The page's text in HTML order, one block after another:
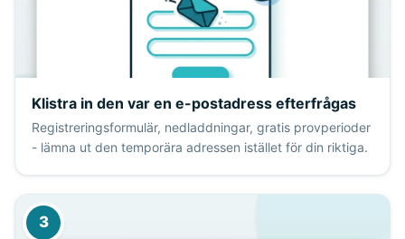
Klistra in den var en e-postadress efterfrågas
Registreringsformulär, nedladdningar, gratis provperioder
- lämna ut den temporära adressen istället för din riktiga.
3